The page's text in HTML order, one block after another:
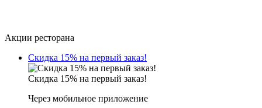
Акции ресторана
Скидка 15% на первый заказ!
Скидка 15% на первый заказ!
Через мобильное приложение